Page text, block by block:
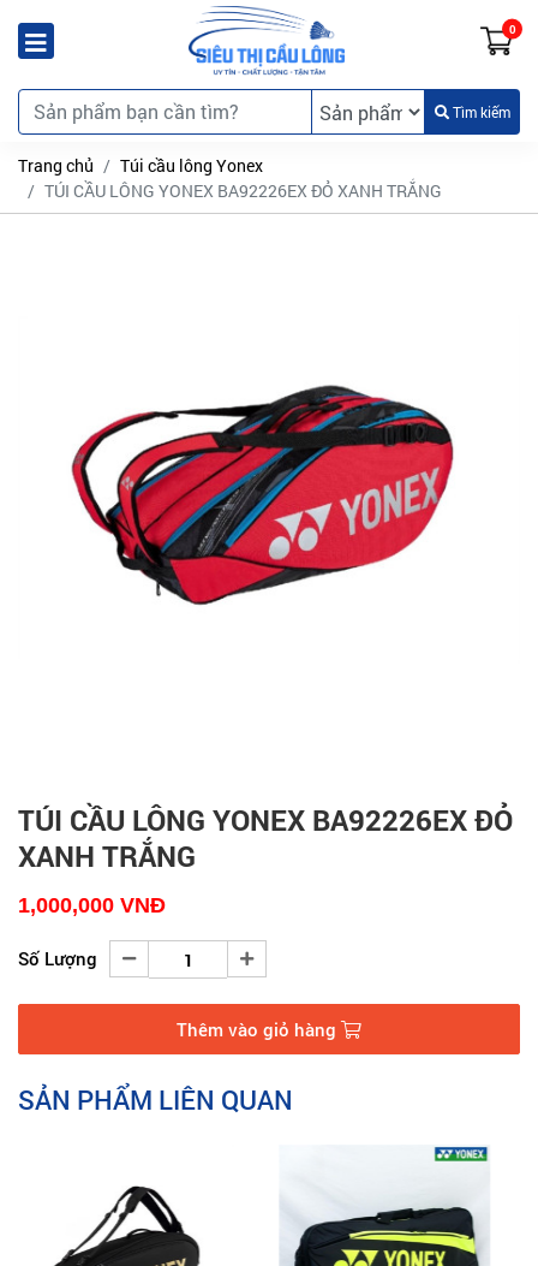
0
Tìm kiếm
Trang chủ
Túi cầu lông Yonex
TÚI CẦU LÔNG YONEX BA92226EX ĐỎ XANH TRẮNG
TÚI CẦU LÔNG YONEX BA92226EX ĐỎ
XANH TRẮNG
1,000,000 VNĐ
Số Lượng
Thêm vào giỏ hàng
SẢN PHẨM LIÊN QUAN